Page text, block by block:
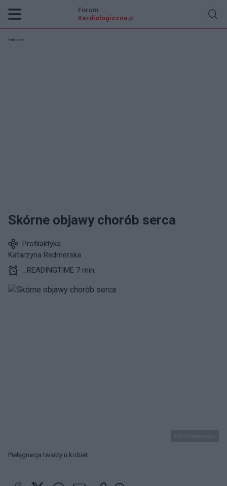
Forum
Kardiologiczne .pl
Reklama:
Skórne objawy chorób serca
Profilaktyka
Katarzyna Redmerska
_READINGTIME 7 min.
Pielęgnacja twarzy u kobiet